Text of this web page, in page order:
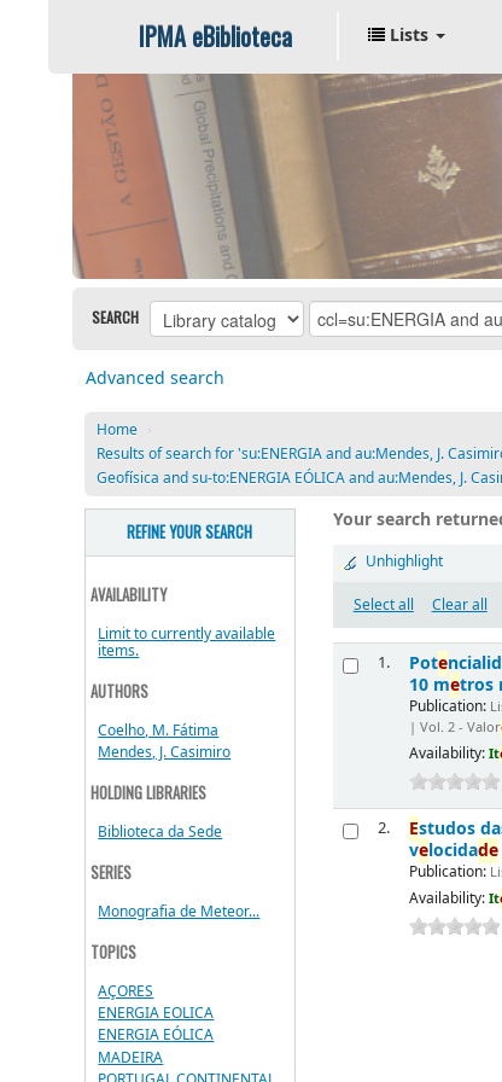
IPMA eBiblioteca Lists
SEARCH
Advanced search
Home ›
Results of search for 'su:ENERGIA and au:Mendes, J.
Geofísica and su-to:ENERGIA EÓLICA and au:Mendes, J.
REFINE YOUR SEARCH
AVAILABILITY
Limit to currently available
items.
AUTHORS
Coelho, M. Fátima
Mendes, J. Casimiro
HOLDING LIBRARIES
Biblioteca da Sede
SERIES
Monografia de Meteor...
TOPICS
AÇORES
ENERGIA EOLICA
ENERGIA EÓLICA
MADEIRA
Your search
Unhighlight
Select all
Clear all
1. Pote
10 metros
Publication:
| Vol. 2 - Valor
Availability: It
2. Estudos
velocidade
Publication:
Availability: It